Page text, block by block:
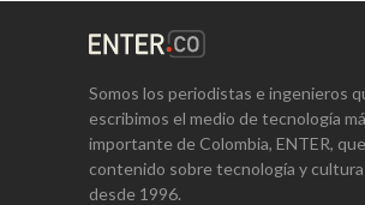
Somos los periodistas e ingenieros
escribimos el medio de tecnología
importante de Colombia, ENTER,
contenido sobre tecnología y
desde 1996.